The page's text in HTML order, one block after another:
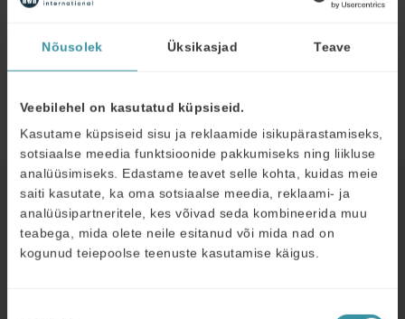
Nõusolek Üksikasjad Teave
Veebilehel on kasutatud küpsiseid.
Kasutame küpsiseid sisu ja reklaamide isikupärastamiseks,
sotsiaalse meedia funktsioonide pakkumiseks ning liikluse
analüüsimiseks. Edastame teavet selle kohta, kuidas meie
saiti kasutate, ka oma sotsiaalse meedia, reklaami- ja
analüüsipartneritele, kes võivad seda kombineerida muu
teabega, mida olete neile esitanud või mida nad on
kogunud teiepoolse teenuste kasutamise käigus.
kuidas oma tööd paremini ja efektiivsemalt teha.
Piret Nilsson projektijuht,K-Print OÜ
Kaugmüügi virtuaalkoolitus
Read next